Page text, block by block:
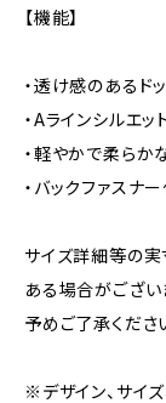
【機能】
・透け感のあるド
・Aラインシルエ
・軽やかで柔らか
・バックファスナ
サイズ詳細等の
ある場合がござい
予めご了承くださ
※デザイン、サイ